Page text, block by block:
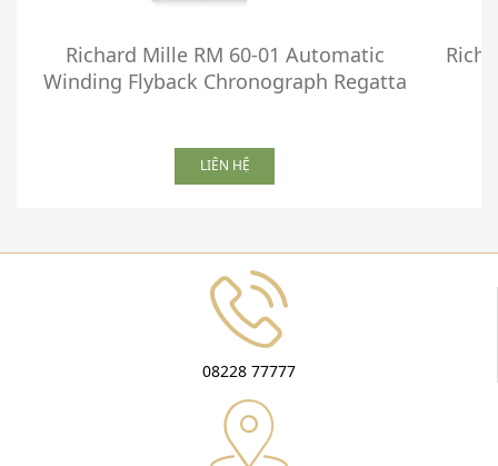
Richard Mille RM 60-01 Automatic
Winding Flyback Chronograph Regatta
LIÊN HỆ
08228 77777